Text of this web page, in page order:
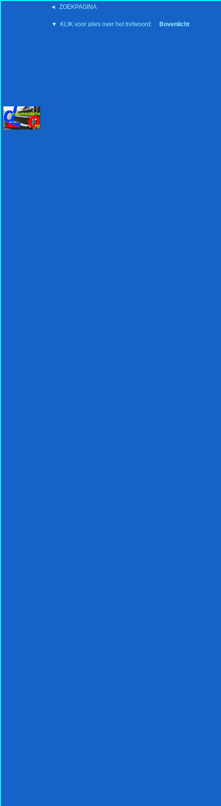
◄ ZOEKPAGINA
▼ KLIK voor alles over het trefwoord: Bovenlicht
'15:19 19-2-2008